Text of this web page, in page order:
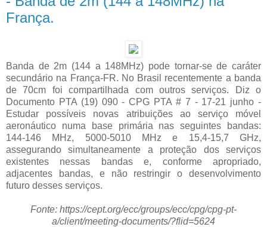
França.
Banda de 2m (144 a 148MHz) pode tornar-se de caráter
secundário na França-FR. No Brasil recentemente a banda
de 70cm foi compartilhada com outros serviços. Diz o
Documento PTA (19) 090 - CPG PTA # 7 - 17-21 junho -
Estudar possíveis novas atribuições ao serviço móvel
aeronáutico numa base primária nas seguintes bandas:
144-146 MHz, 5000-5010 MHz e 15,4-15,7 GHz,
assegurando simultaneamente a proteção dos serviços
existentes nessas bandas e, conforme apropriado,
adjacentes bandas, e não restringir o desenvolvimento
futuro desses serviços.
Fonte: https://cept.org/ecc/groups/ecc/cpg/cpg-pt-
a/client/meeting-documents/?flid=5624